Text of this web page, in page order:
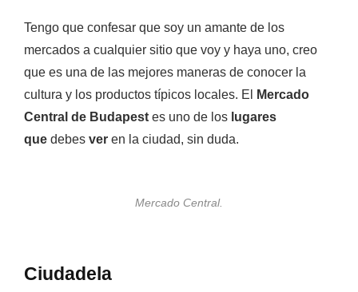
Tengo que confesar que soy un amante de los
mercados a cualquier sitio que voy y haya uno, creo
que es una de las mejores maneras de conocer la
cultura y los productos típicos locales. El
Mercado
Central de Budapest es uno de los lugares
que debes ver en la ciudad, sin duda.
Mercado Central.
Ciudadela